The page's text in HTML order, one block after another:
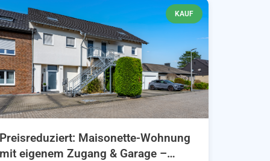
KAUF
Preisreduziert: Maisonette-Wohnung
mit eigenem Zugang & Garage –